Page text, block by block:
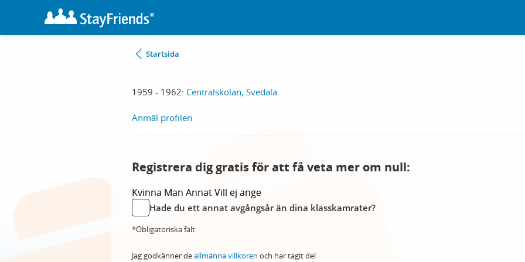
Startsida
1959 - 1962: Centralskolan, Svedala
Anmäl profilen
Registrera dig gratis för att få veta mer om null:
Kvinna Man AnnatVill ej ange
Hade du ett annat avgångsår än dina klasskamrater?
*Obligatoriska fält
Jag godkänner deallmänna villkoren och har tagit del